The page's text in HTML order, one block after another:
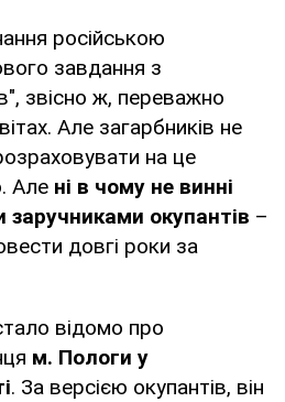
російською
завдання з
звісно ж, переважно
Але загарбників не
на це
Але ні в чому не винні
окупантів –
довгі роки за
відомо про
м. Пологи у
. За версією окупантів, він